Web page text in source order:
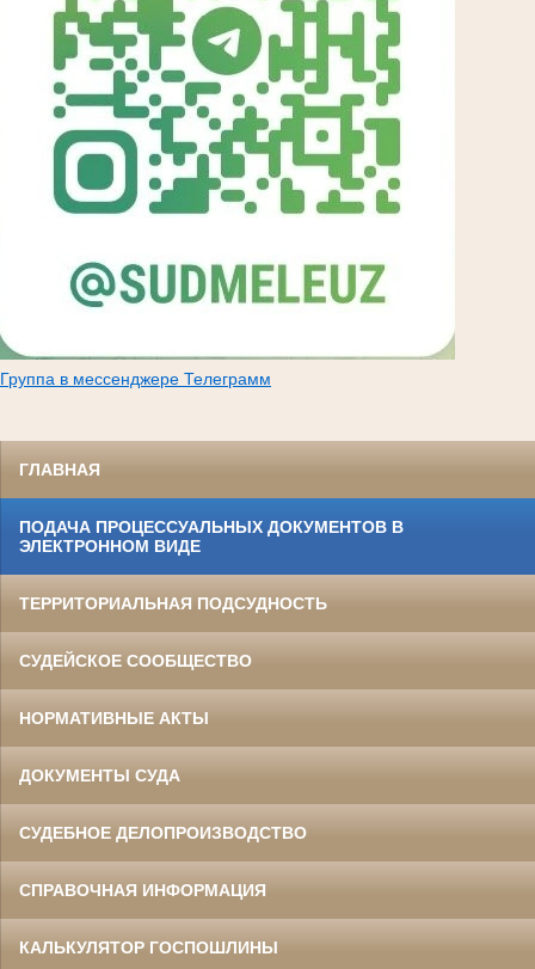
Группа в мессенджере Телеграмм
ГЛАВНАЯ
ПОДАЧА ПРОЦЕССУАЛЬНЫХ ДОКУМЕНТОВ В
ЭЛЕКТРОННОМ ВИДЕ
ТЕРРИТОРИАЛЬНАЯ ПОДСУДНОСТЬ
СУДЕЙСКОЕ СООБЩЕСТВО
НОРМАТИВНЫЕ АКТЫ
ДОКУМЕНТЫ СУДА
СУДЕБНОЕ ДЕЛОПРОИЗВОДСТВО
СПРАВОЧНАЯ ИНФОРМАЦИЯ
КАЛЬКУЛЯТОР ГОСПОШЛИНЫ